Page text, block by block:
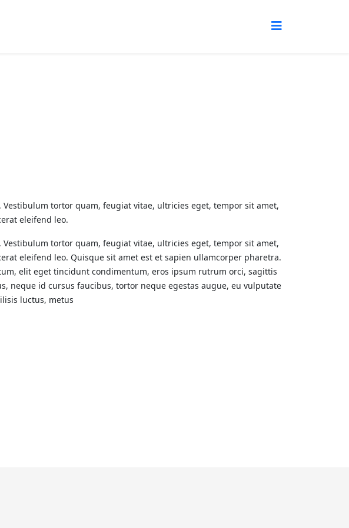
tortor quam, feugiat vitae, ultricies eget, tempor sit amet,
eleifend leo.
tortor quam, feugiat vitae, ultricies eget, tempor sit amet,
eleifend leo. Quisque sit amet est et sapien ullamcorper pharetra.
elit eget tincidunt condimentum, eros ipsum rutrum orci, sagittis
neque id cursus faucibus, tortor neque egestas augue, eu vulputate
luctus, metus